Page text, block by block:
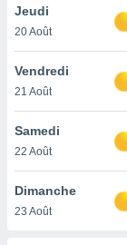
que
la
et que
ne
Jeudi
20 Août
Vendredi
21 Août
Samedi
22 Août
Dimanche
23 Août